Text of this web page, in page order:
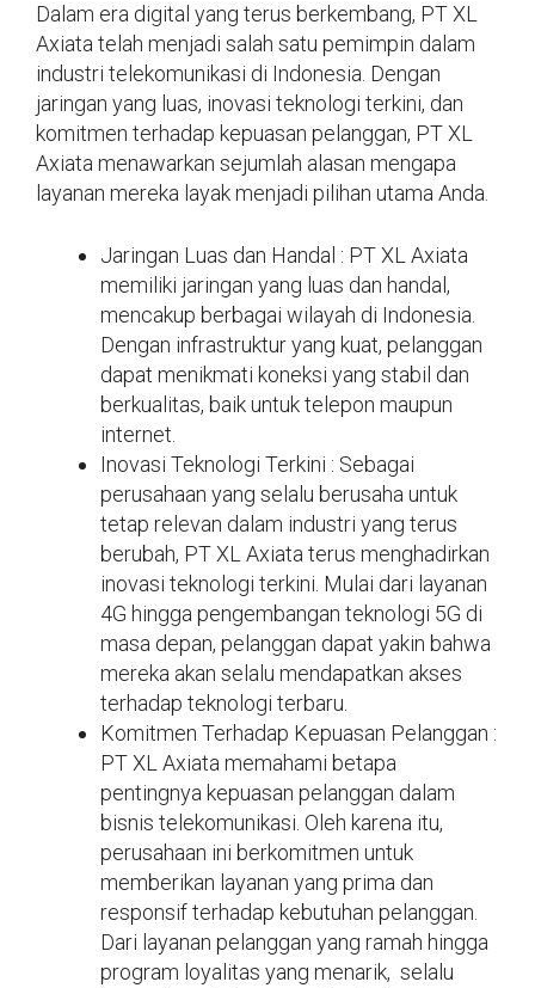
Dalam era digital yang terus berkembang, PT XL
Axiata telah menjadi salah satu pemimpin dalam
industri telekomunikasi di Indonesia. Dengan
jaringan yang luas, inovasi teknologi terkini, dan
komitmen terhadap kepuasan pelanggan, PT XL
Axiata menawarkan sejumlah alasan mengapa
layanan mereka layak menjadi pilihan utama Anda.
Jaringan Luas dan Handal : PT XL Axiata
memiliki jaringan yang luas dan handal,
mencakup berbagai wilayah di Indonesia.
Dengan infrastruktur yang kuat, pelanggan
dapat menikmati koneksi yang stabil dan
berkualitas, baik untuk telepon maupun
internet.
Inovasi Teknologi Terkini : Sebagai
perusahaan yang selalu berusaha untuk
tetap relevan dalam industri yang terus
berubah, PT XL Axiata terus menghadirkan
inovasi teknologi terkini. Mulai dari layanan
4G hingga pengembangan teknologi 5G di
masa depan, pelanggan dapat yakin bahwa
mereka akan selalu mendapatkan akses
terhadap teknologi terbaru.
Komitmen Terhadap Kepuasan Pelanggan :
PT XL Axiata memahami betapa
pentingnya kepuasan pelanggan dalam
bisnis telekomunikasi. Oleh karena itu,
perusahaan ini berkomitmen untuk
memberikan layanan yang prima dan
responsif terhadap kebutuhan pelanggan.
Dari layanan pelanggan yang ramah hingga
program loyalitas yang menarik, selalu